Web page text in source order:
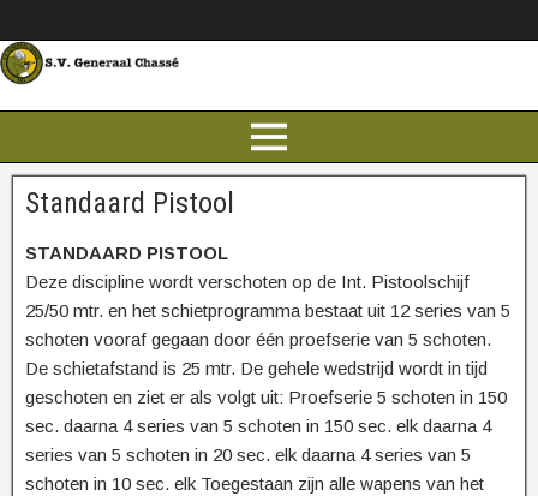
Standaard Pistool
STANDAARD PISTOOL
Deze discipline wordt verschoten op de Int. Pistoolschijf
25/50 mtr. en het schietprogramma bestaat uit 12 series van 5
schoten vooraf gegaan door één proefserie van 5 schoten.
De schietafstand is 25 mtr. De gehele wedstrijd wordt in tijd
geschoten en ziet er als volgt uit: Proefserie 5 schoten in 150
sec. daarna 4 series van 5 schoten in 150 sec. elk daarna 4
series van 5 schoten in 20 sec. elk daarna 4 series van 5
schoten in 10 sec. elk Toegestaan zijn alle wapens van het